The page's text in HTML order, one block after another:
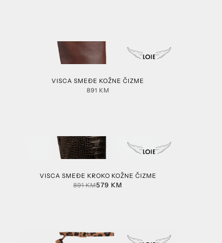
VISCA SMEĐE KOŽNE ČIZME
891 KM
VISCA SMEĐE KROKO KOŽNE ČIZME
891KM579 KM